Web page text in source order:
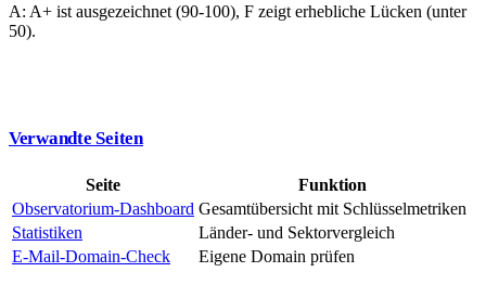
A: A+ ist ausgezeichnet (90-100), F zeigt erhebliche Lücken (unter
50).
Verwandte Seiten
Seite
Funktion
Observatorium-Dashboard Gesamtübersicht mit Schlüsselmetriken
Statistiken
Länder- und Sektorvergleich
E-Mail-Domain-Check
Eigene Domain prüfen